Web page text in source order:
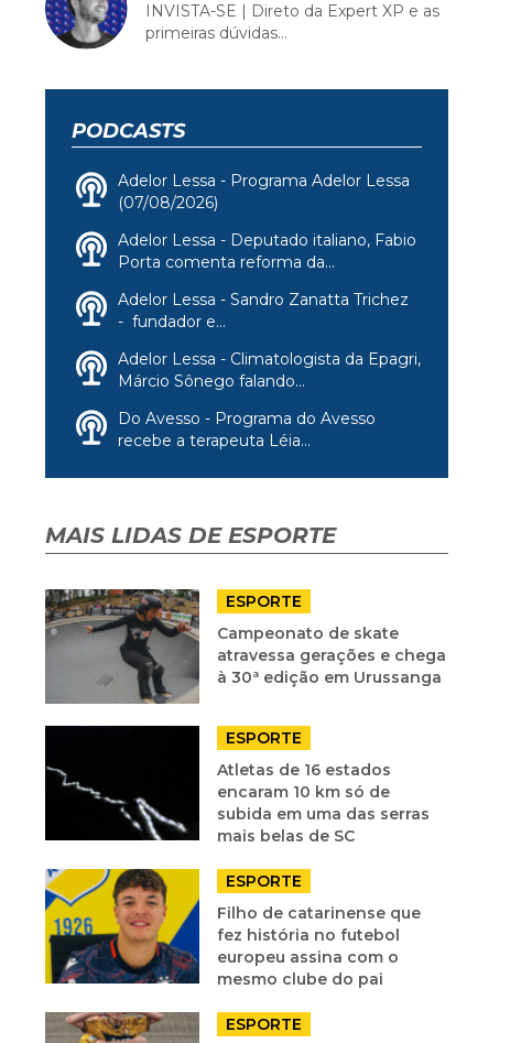
INVISTA-SE | Direto da Expert XP e as
primeiras dúvidas...
PODCASTS
Adelor Lessa - Programa Adelor Lessa
(07/08/2026)
Adelor Lessa - Deputado italiano, Fabio
Porta comenta reforma da...
Adelor Lessa - Sandro Zanatta Trichez
- fundador e...
Adelor Lessa - Climatologista da Epagri,
Márcio Sônego falando...
Do Avesso - Programa do Avesso
recebe a terapeuta Léia...
MAIS LIDAS DE ESPORTE
ESPORTE
Campeonato de skate
atravessa gerações e chega
à 30ª edição em Urussanga
ESPORTE
Atletas de 16 estados
encaram 10 km só de
subida em uma das serras
mais belas de SC
ESPORTE
Filho de catarinense que
fez história no futebol
europeu assina com o
mesmo clube do pai
ESPORTE